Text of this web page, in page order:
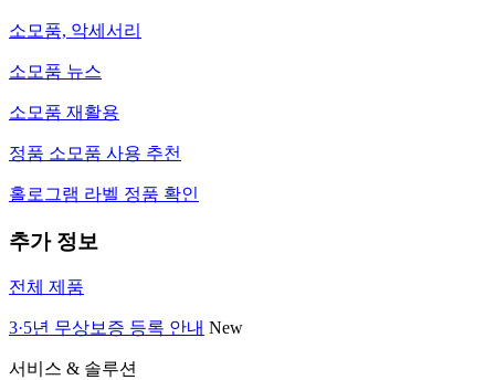
소모품, 악세서리
소모품 뉴스
소모품 재활용
정품 소모품 사용 추천
홀로그램 라벨 정품 확인
추가 정보
전체 제품
3·5년 무상보증 등록 안내 New
서비스 & 솔루션